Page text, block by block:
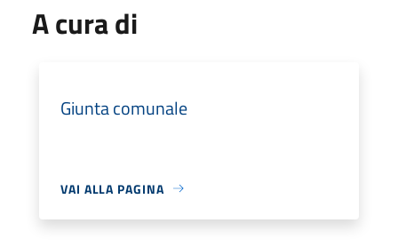
A cura di
Giunta comunale
VAI ALLA PAGINA